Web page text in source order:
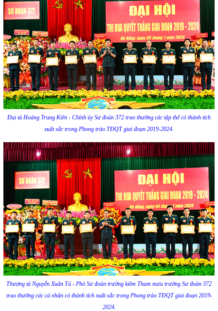
Đại tá Hoàng Trung Kiên - Chính ủy Sư đoàn 372 trao thưởng các tập thể có thành tích
xuất sắc trong Phong trào TĐQT giai đoạn 2019-2024.
Thượng tá Nguyễn Xuân Tú - Phó Sư đoàn trường kiêm Tham mưu trưởng Sư đoàn 372
trao thưởng các cá nhân có thành tích xuất sắc trong Phong trào TĐQT giai đoạn 2019-
2024.